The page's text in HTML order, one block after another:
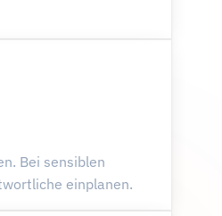
Bei sensiblen
einplanen.